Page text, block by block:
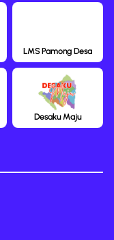
LMS Pamong Desa
Desaku Maju